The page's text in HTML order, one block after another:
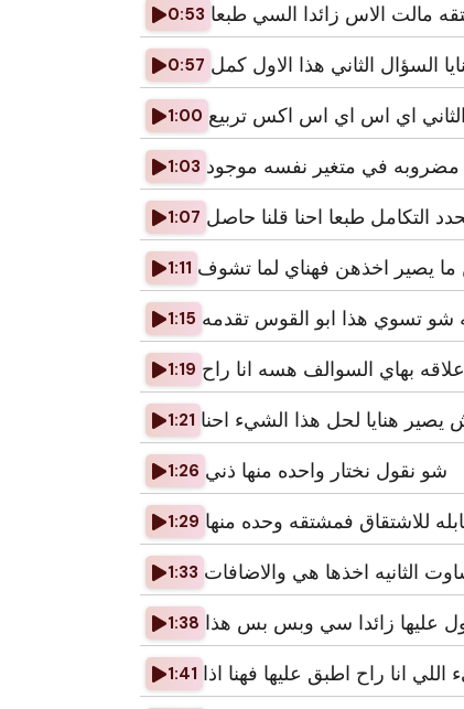
0:53 مالت الاس زائدا السي طبعا
0:57 السؤال الثاني هذا الاول كمل
1:00 اي اس اي اس اكس تربيع
1:03 مضروبه في متغير نفسه موجود
1:07 التكامل طبعا احنا قلنا حاصل
1:11 يصير اخذهن فهناي لما تشوف
1:15 شو تسوي هذا ابو القوس تقدمه
1:19 بهاي السوالف هسه انا راح
1:21 يصير هنايا لحل هذا الشيء احنا
1:26 شو نقول نختار واحده منها ذني
1:29 للاشتقاق فمشتقه وحده منها
1:33 الثانيه اخذها هي والاضافات
1:38 عليها زائدا سي وبس بس هذا
1:41 اللي انا راح اطبق عليها فهنا اذا